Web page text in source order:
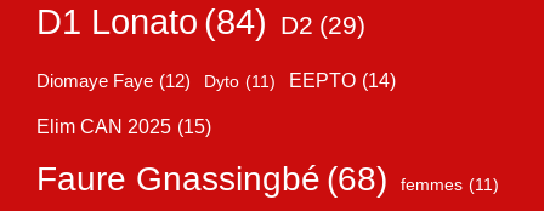
D1 Lonato (84) D2 (29)
Diomaye Faye (12) Dyto (11) EEPTO (14)
Elim CAN 2025 (15)
Faure Gnassingbé (68) femmes (11)